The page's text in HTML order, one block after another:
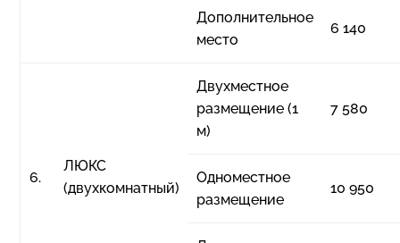
Дополнительное
место
6 140
6.
ЛЮКС
(двухкомнатный)
Двухместное
размещение (1
м)
7 580
Одноместное
размещение
10 950